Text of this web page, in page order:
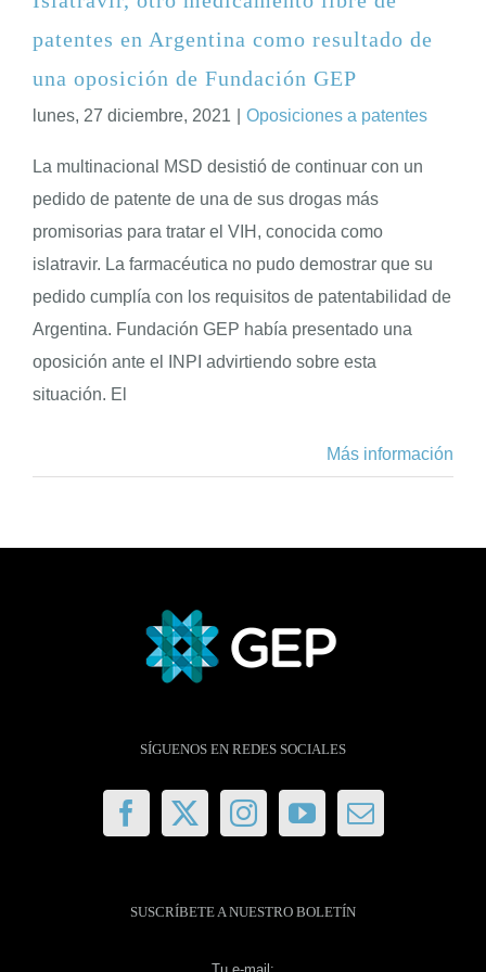
ENGLISH
patentes en Argentina como resultado de
una oposición de Fundación GEP
lunes, 27 diciembre, 2021 Oposiciones a patentes
La multinacional MSD desistió de continuar con un
pedido de patente de una de sus drogas más
promisorias para tratar el VIH, conocida como
islatravir. La farmacéutica no pudo demostrar que su
pedido cumplía con los requisitos de patentabilidad de
Argentina. Fundación GEP había presentado una
oposición ante el INPI advirtiendo sobre esta
situación. El
Más información
SÍGUENOS EN REDES SOCIALES
SUSCRÍBETE A NUESTRO BOLETÍN